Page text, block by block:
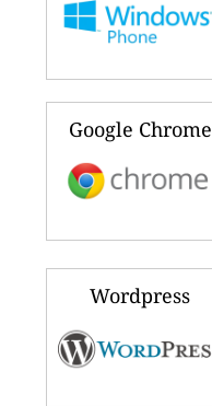
Google Chrome
Wordpress